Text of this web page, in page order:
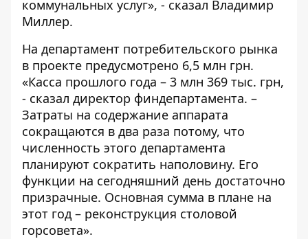
коммунальных услуг», - сказал Владимир
Миллер.
На департамент потребительского рынка
в проекте предусмотрено 6,5 млн грн.
«Касса прошлого года – 3 млн 369 тыс. грн,
- сказал директор финдепартамента. –
Затраты на содержание аппарата
сокращаются в два раза потому, что
численность этого департамента
планируют сократить наполовину. Его
функции на сегодняшний день достаточно
призрачные. Основная сумма в плане на
этот год – реконструкция столовой
горсовета».